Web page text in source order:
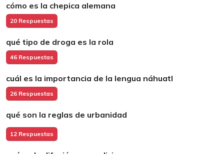
cómo es la chepica alemana
20 Respuestas
qué tipo de droga es la rola
46 Respuestas
cuál es la importancia de la lengua náhuatl
26 Respuestas
qué son la reglas de urbanidad
12 Respuestas